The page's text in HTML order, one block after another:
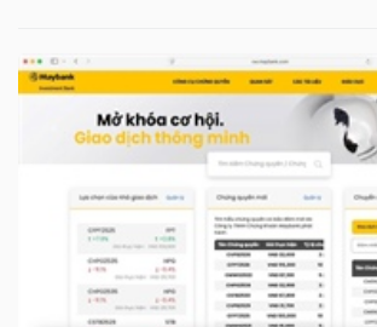
TRUY
Ngành